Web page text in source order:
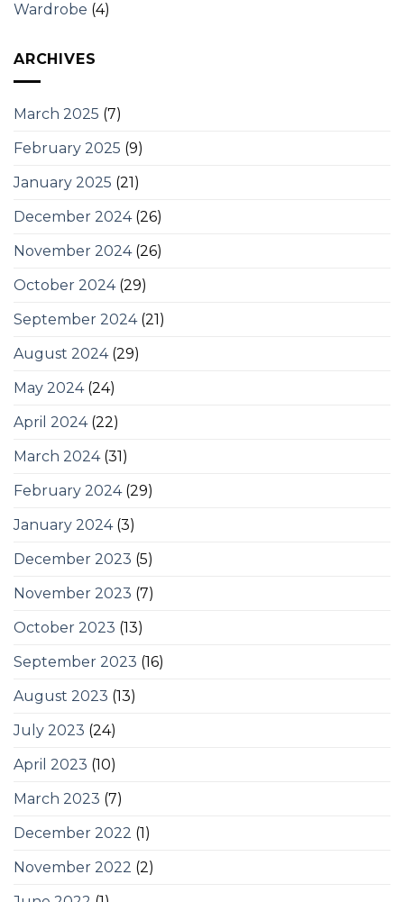
Wardrobe (4)
ARCHIVES
March 2025 (7)
February 2025 (9)
January 2025 (21)
December 2024(26)
November 2024(26)
October 2024(29)
September 2024(21)
August 2024(29)
May 2024(24)
April 2024(22)
March 2024(31)
February 2024(29)
January 2024(3)
December 2023 (5)
November 2023 (7)
October 2023 (13)
September 2023 (16)
August 2023 (13)
July 2023 (24)
April 2023 (10)
March 2023 (7)
December 2022 (1)
November 2022 (2)